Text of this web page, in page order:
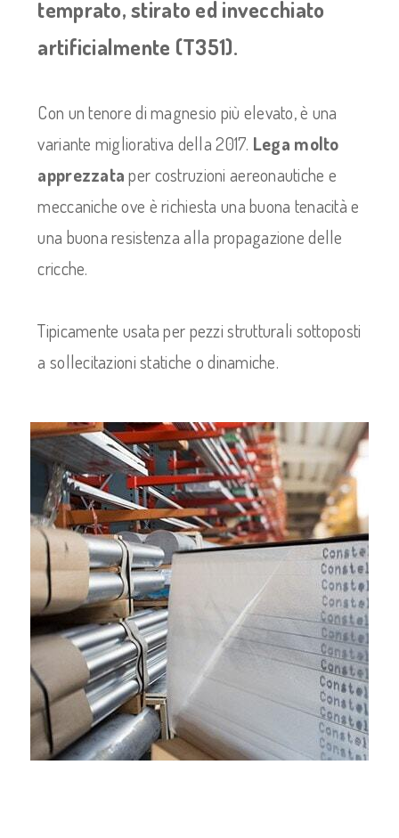
temprato, stirato ed invecchiato
artificialmente (T351).
Con un tenore di magnesio più elevato, è una
variante migliorativa della 2017. Lega molto
apprezzataper costruzioni aereonautiche e
meccaniche ove è richiesta una buona tenacità e
una buona resistenza alla propagazione delle
cricche.
Tipicamente usata per pezzi strutturali sottoposti
a sollecitazioni statiche o dinamiche.